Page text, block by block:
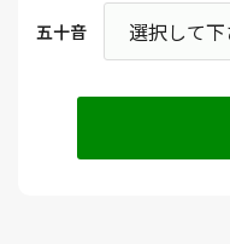
五十音